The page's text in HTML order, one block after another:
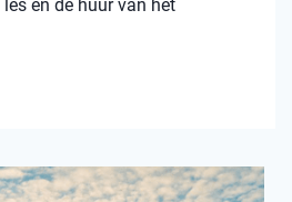
en de huur van het